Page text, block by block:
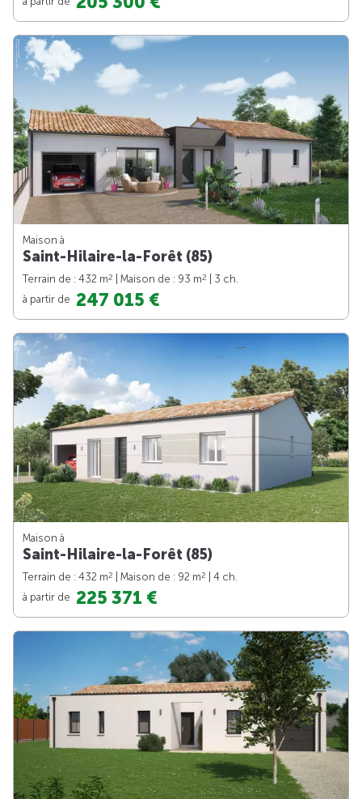
Maison à
Saint-Hilaire-la-Forêt (85)
Terrain de : 432 m2 | Maison de : 93 m2
| 3 ch.
à partir de 247 015 €
Maison à
Saint-Hilaire-la-Forêt (85)
Terrain de : 432 m2 | Maison de : 92 m2
| 4 ch.
à partir de 225 371 €